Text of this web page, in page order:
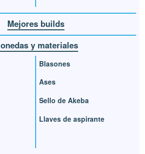
Mejores builds
y materiales
Blasones
Ases
Sello de Akeba
Llaves de aspirante